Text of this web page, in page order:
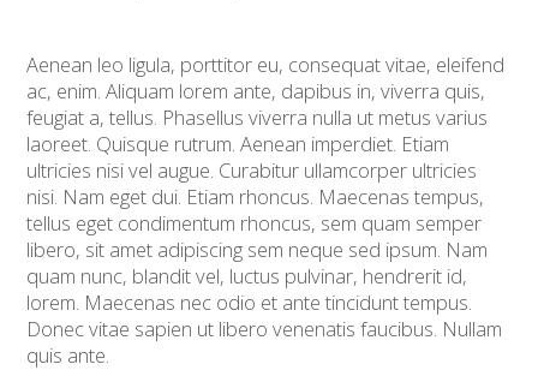
Aenean leo ligula, porttitor eu, consequat vitae, eleifend
ac, enim. Aliquam lorem ante, dapibus in, viverra quis,
feugiat a, tellus. Phasellus viverra nulla ut metus varius
laoreet. Quisque rutrum. Aenean imperdiet. Etiam
ultricies nisi vel augue. Curabitur ullamcorper ultricies
nisi. Nam eget dui. Etiam rhoncus. Maecenas tempus,
tellus eget condimentum rhoncus, sem quam semper
libero, sit amet adipiscing sem neque sed ipsum. Nam
quam nunc, blandit vel, luctus pulvinar, hendrerit id,
lorem. Maecenas nec odio et ante tincidunt tempus.
Donec vitae sapien ut libero venenatis faucibus. Nullam
quis ante.